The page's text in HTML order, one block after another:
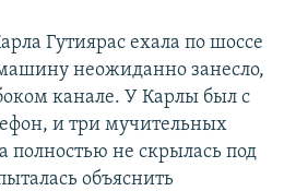
Гутиярас ехала по шоссе
неожиданно занесло,
канале. У Карлы был с
и три мучительных
не скрылась под
объяснить